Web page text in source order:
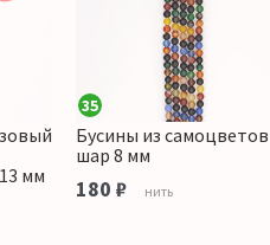
мм
35
Бусины из самоцветов
шар 8 мм
180 ₽ нить